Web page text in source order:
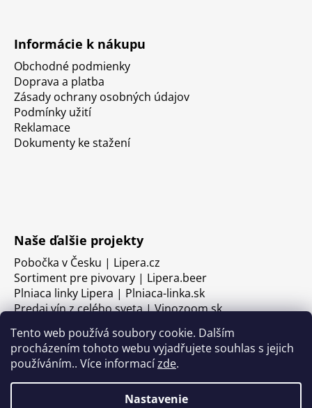
Tento web používá soubory cookie. Dalším
procházením tohoto webu vyjadřujete souhlas s jejich
používáním.. Více informacízde.
Nastavenie
Informácie k nákupu
Obchodné podmienky
Doprava a platba
Zásady ochrany osobných údajov
Podmínky užití
Reklamace
Dokumenty ke stažení
Naše ďalšie projekty
Pobočka v Česku | Lipera.cz
Sortiment pre pivovary | Lipera.beer
Plniaca linky Lipera | Plniaca-linka.sk
Predaj vín z celého sveta | Vinozoom.sk